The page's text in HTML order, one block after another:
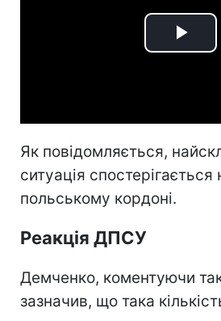
Play
Як повідомляється,
ситуація
польському кордоні.
Реакція ДПСУ
Демченко, коментуючи
зазначив, що така